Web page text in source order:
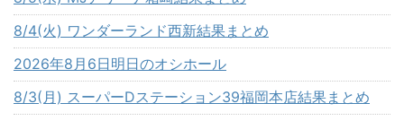
8/4(火) ワンダーランド西新結果まとめ
2026年8月6日明日のオシホール
8/3(月) スーパーDステーション39福岡本店結果まとめ